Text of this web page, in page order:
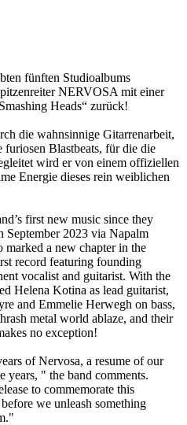
fünften Studioalbums
NERVOSA mit einer
Heads“ zurück!
die wahnsinnige Gitarrenarbeit,
furiosen Blastbeats, für die die
wird er von einem offiziellen
Energie dieses rein weiblichen
first new music since they
September 2023 via Napalm
marked a new chapter in the
record featuring founding
vocalist and guitarist. With the
Helena Kotina as lead guitarist,
and Emmelie Herwegh on bass,
metal world ablaze, and their
no exception!
of Nervosa, a resume of our
years, " the band comments.
to commemorate this
we unleash something